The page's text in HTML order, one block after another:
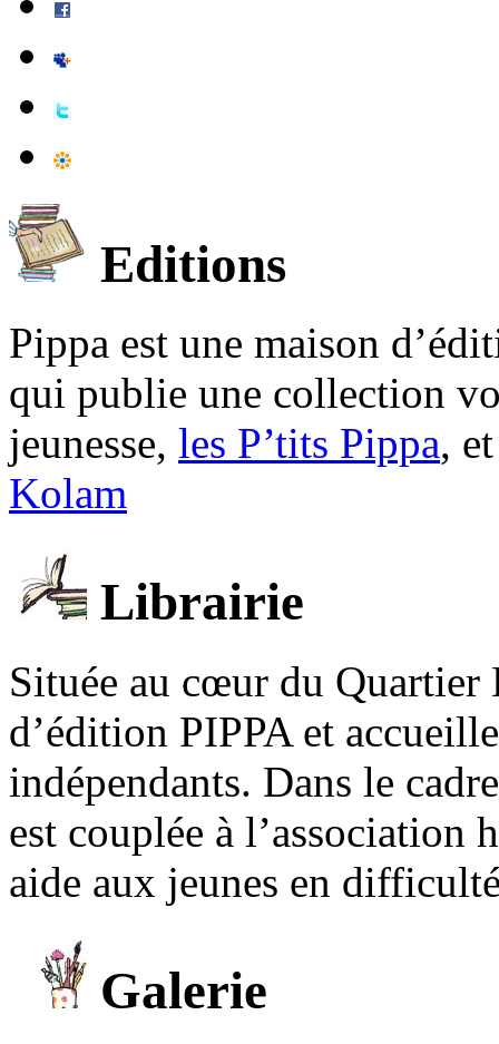
Editions
Pippa est une maison
qui publie une collection
jeunesse, les P’tits Pippa,
Kolam
Librairie
Située au cœur du Quartier
d’édition PIPPA et
indépendants. Dans le
est couplée à l’association
aide aux jeunes en
Galerie